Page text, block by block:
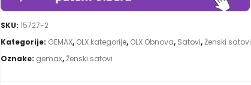
SKU: 15727-2
Kategorije: GEMAX, OLX kategorije, OLX Obnova, Satovi,Ženski satovi
Oznake: gemax,Ženski satovi